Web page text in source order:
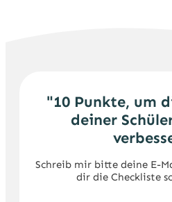
"10 Punkte, um
deiner
Schreib mir bitte deine E-
dir die Checkliste